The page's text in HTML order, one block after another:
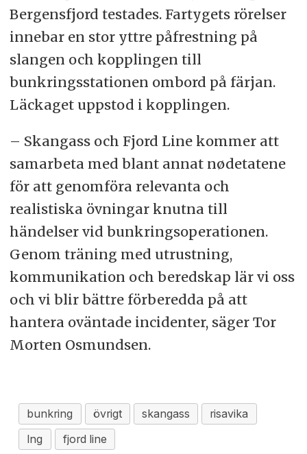
Bergensfjord testades. Fartygets rörelser
innebar en stor yttre påfrestning på
slangen och kopplingen till
bunkringsstationen ombord på färjan.
Läckaget uppstod i kopplingen.
– Skangass och Fjord Line kommer att
samarbeta med blant annat nødetatene
för att genomföra relevanta och
realistiska övningar knutna till
händelser vid bunkringsoperationen.
Genom träning med utrustning,
kommunikation och beredskap lär vi oss
och vi blir bättre förberedda på att
hantera oväntade incidenter, säger Tor
Morten Osmundsen.
bunkring övrigt skangass
risavika
lng
fjord line